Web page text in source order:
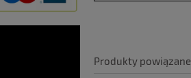
Produkty powiązane